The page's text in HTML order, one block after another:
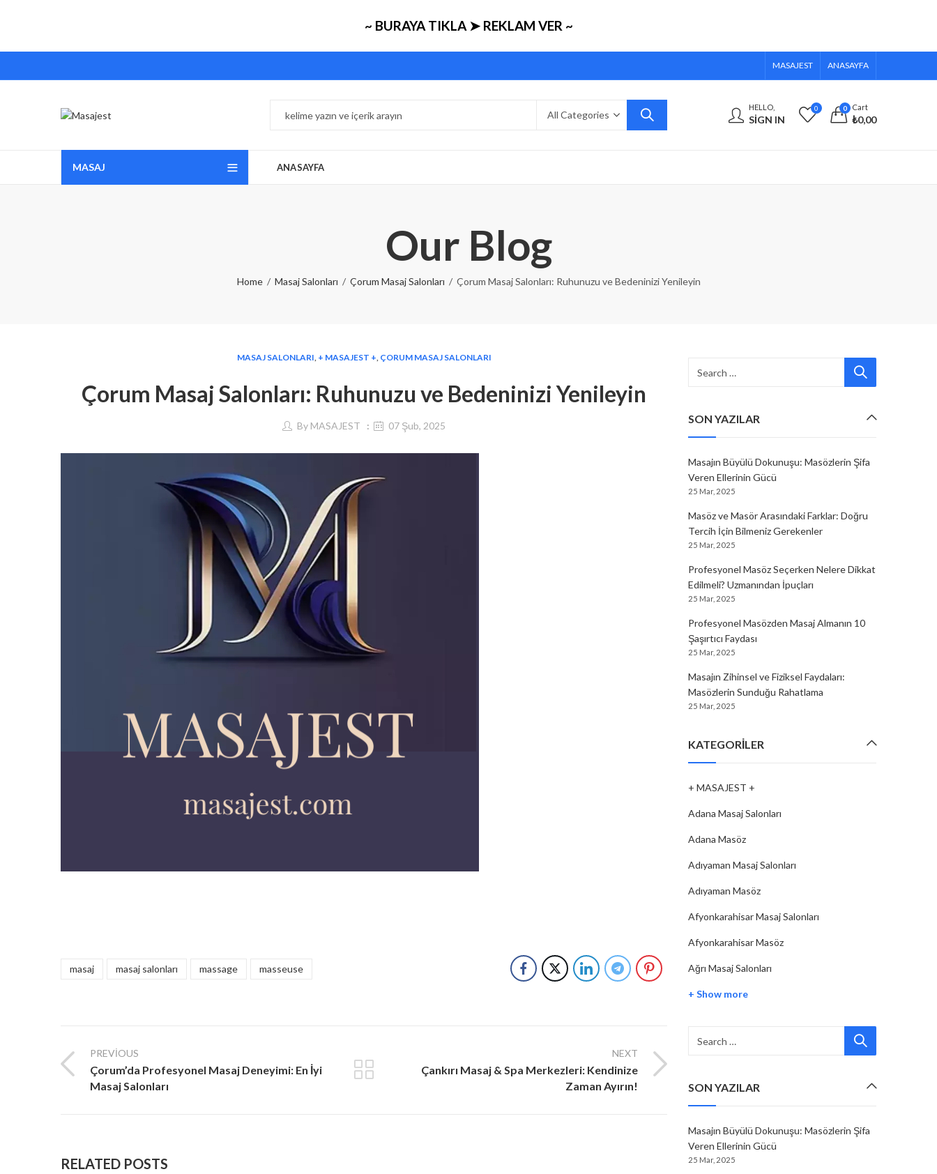
~ BURAYA TIKLA ➤ REKLAM VER ~
MASAJEST ANASAYFA
HELLO,
SIGN IN
0 0 Cart
₺0,00
MASAJ ANASAYFA
Our Blog
Home Masaj Salonları Çorum Masaj Salonları Çorum Masaj Salonları: Ruhunuzu ve Bedeninizi Yenileyin
MASAJ SALONLARI, + MASAJEST +, ÇORUM MASAJ SALONLARI
Çorum Masaj Salonları: Ruhunuzu ve Bedeninizi Yenileyin
By MASAJEST 07 Şub, 2025
masaj masaj salonları massage masseuse
PREVIOUS
Çorum’da Profesyonel Masaj Deneyimi: En İyi
Masaj Salonları
NEXT
Çankırı Masaj & Spa Merkezleri: Kendinize
Zaman Ayırın!
RELATED POSTS
SON YAZILAR
Masajın Büyülü Dokunuşu: Masözlerin Şifa
Veren Ellerinin Gücü
25 Mar, 2025
Masöz ve Masör Arasındaki Farklar: Doğru
Tercih İçin Bilmeniz Gerekenler
25 Mar, 2025
Profesyonel Masöz Seçerken Nelere Dikkat
Edilmeli? Uzmanından İpuçları
25 Mar, 2025
Profesyonel Masözden Masaj Almanın 10
Şaşırtıcı Faydası
25 Mar, 2025
Masajın Zihinsel ve Fiziksel Faydaları:
Masözlerin Sunduğu Rahatlama
25 Mar, 2025
KATEGORILER
+ MASAJEST +
Adana Masaj Salonları
Adana Masöz
Adıyaman Masaj Salonları
Adıyaman Masöz
Afyonkarahisar Masaj Salonları
Afyonkarahisar Masöz
Ağrı Masaj Salonları
+ Show more
SON YAZILAR
Masajın Büyülü Dokunuşu: Masözlerin Şifa
Veren Ellerinin Gücü
25 Mar, 2025